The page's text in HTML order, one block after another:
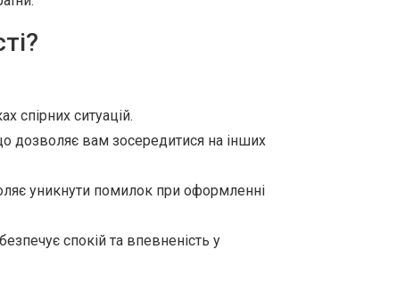
спірних ситуацій.
дозволяє вам зосередитися на інших
уникнути помилок при оформленні
спокій та впевненість у